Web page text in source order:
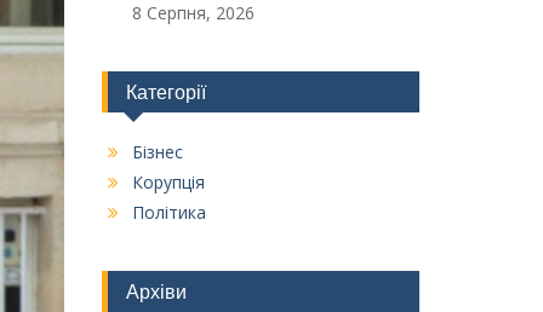
8 Серпня, 2026
Категорії
Бізнес
Корупція
Політика
Архіви